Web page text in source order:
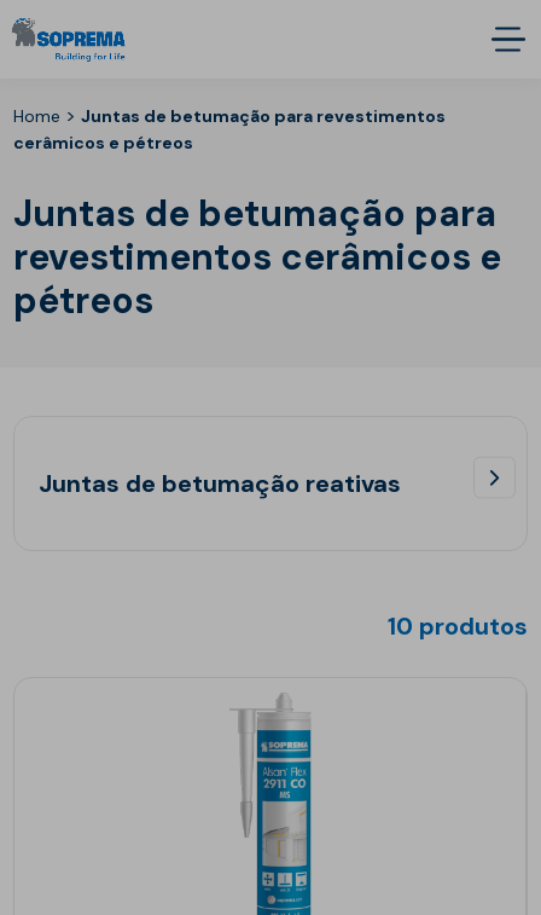
Home >Juntas de betumação para revestimentos
cerâmicos e pétreos
Juntas de betumação para
revestimentos cerâmicos e
pétreos
Juntas de betumação reativas
10 produtos